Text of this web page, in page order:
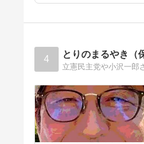
4 とりのまるやき（
立憲民主党や小沢一郎